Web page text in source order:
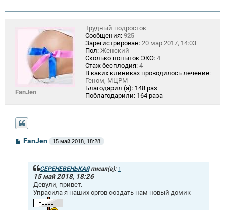
е
FanJen
Трудный подросток
Сообщения: 925
Зарегистрирован: 20 мар 2017, 14:03
Пол: Женский
Сколько попыток ЭКО: 4
Стаж бесплодия: 4
В каких клиниках проводилось лечение:
Геном, МЦРМ
Благодарил (а): 148 раз
Поблагодарили: 164 раза
С
о
FanJen 15 май 2018, 18:28
СЕРЕНЕВЕНЬКАЯписал(а): ↑
15 май 2018, 18:26
Девули, привет.
Упрасила я наших оргов создать нам новый домик